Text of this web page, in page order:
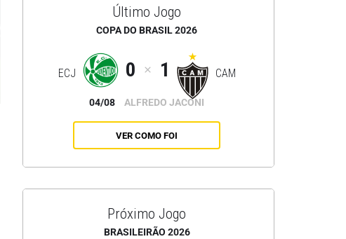
Último Jogo
COPA DO BRASIL 2026
ECJ 0 1 CAM
04/08 ALFREDO JACONI
VER COMO FOI
Próximo Jogo
BRASILEIRÃO 2026